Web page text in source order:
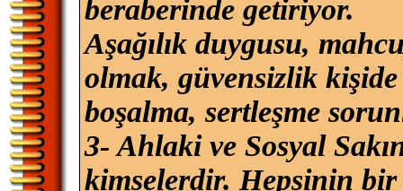
beraberinde getiriyor.
Aşağılık duygusu,
olmak, güvensizlik kişide
boşalma, sertleşme
3- Ahlaki ve Sosyal
kimselerdir. Hepsinin bir